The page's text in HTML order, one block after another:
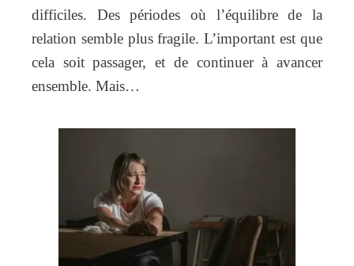
difficiles. Des périodes où l’équilibre de la
relation semble plus fragile. L’important est que
cela soit passager, et de continuer à avancer
ensemble. Mais…